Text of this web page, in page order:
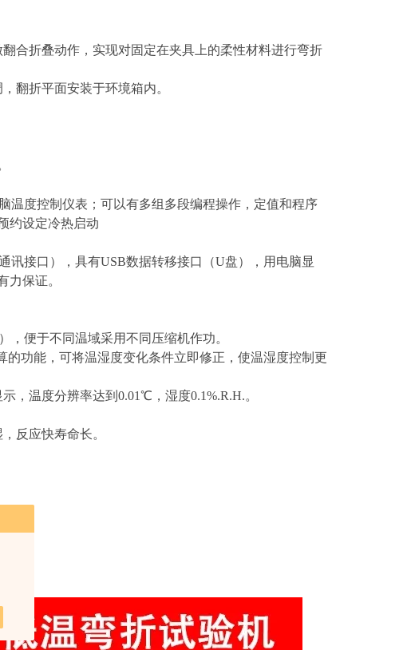
合折叠动作，实现对固定在夹具上的柔性材料进行弯折
翻折平面安装于环境箱内。
温度控制仪表；可以有多组多段编程操作，定值和程序
约设定冷热启动
讯接口），具有USB数据转移接口（U盘），用电脑显
力保证。
，便于不同温域采用不同压缩机作功。
的功能，可将温湿度变化条件立即修正，使温湿度控制更
，温度分辨率达到0.01℃，湿度0.1%.R.H.。
反应快寿命长。